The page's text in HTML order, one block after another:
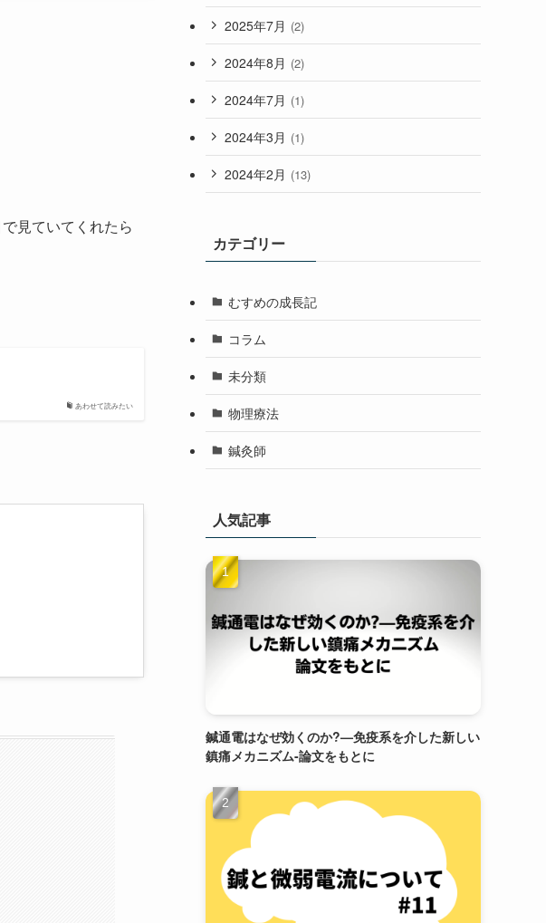
見ていてくれたら
あわせて読みたい
2025年7月 (2)
2024年8月 (2)
2024年7月 (1)
2024年3月 (1)
2024年2月 (13)
カテゴリー
むすめの成長記
コラム
未分類
物理療法
鍼灸師
人気記事
鍼通電はなぜ効くのか?—免疫系を介した新しい
鎮痛メカニズム-論文をもとに